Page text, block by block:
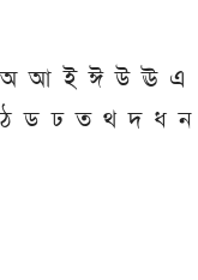
অ আ ই ঈ উ ঊ এ
ঠ ড ঢ ত থ দ ধ ন